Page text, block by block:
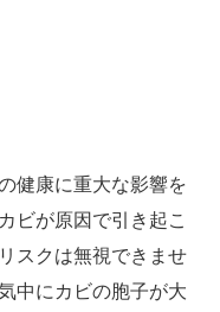
健康に重大な影響を
ビが原因で引き起こ
スクは無視できませ
中にカビの胞子が大